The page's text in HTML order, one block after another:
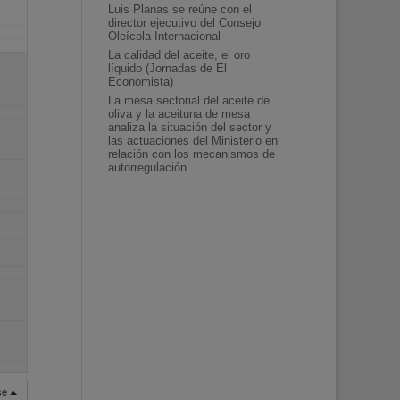
Luis Planas se reúne con el
director ejecutivo del Consejo
Oleícola Internacional
La calidad del aceite, el oro
líquido (Jornadas de El
Economista)
La mesa sectorial del aceite de
oliva y la aceituna de mesa
analiza la situación del sector y
las actuaciones del Ministerio en
relación con los mecanismos de
autorregulación